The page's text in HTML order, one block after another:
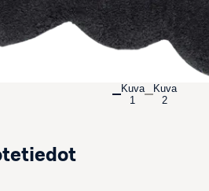
Kuva
1
Kuva
2